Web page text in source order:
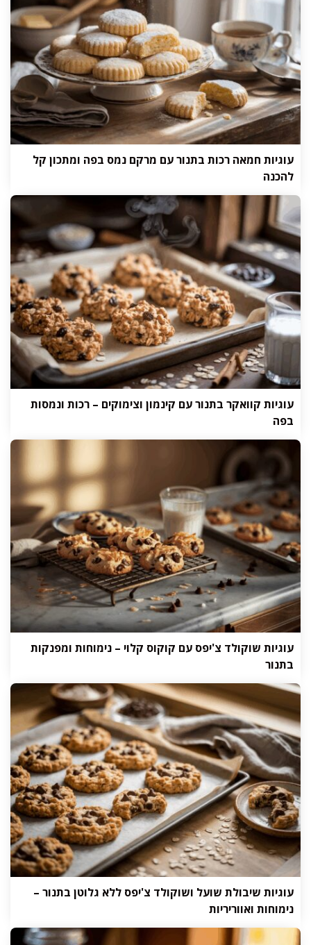
עוגיות חמאה רכות בתנור עם מרקם נמס בפה ומתכון קל
להכנה
עוגיות קוואקר בתנור עם קינמון וצימוקים – רכות ונמסות
בפה
עוגיות שוקולד צ'יפס עם קוקוס קלוי – נימוחות ומפנקות
בתנור
עוגיות שיבולת שועל ושוקולד צ'יפס ללא גלוטן בתנור –
נימוחות ואווריריות